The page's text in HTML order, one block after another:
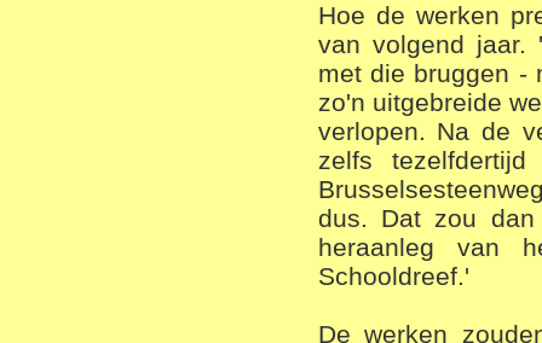
Hoe de werken
van volgend jaar.
met die bruggen -
zo'n uitgebreide
verlopen. Na de
zelfs
dus. Dat zou
heraanleg van
Schooldreef.'
De werken